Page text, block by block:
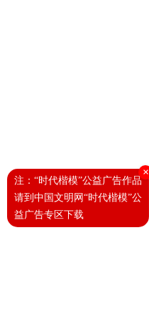
×
注：“时代楷模”公益广告作品
请到中国文明网“时代楷模”公
益广告专区下载